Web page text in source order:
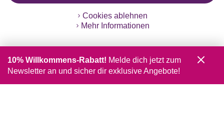
Cookies ablehnen
Mehr Informationen
10% Willkommens-Rabatt! Melde dich jetzt zum
Newsletter an und sicher dir exklusive Angebote!